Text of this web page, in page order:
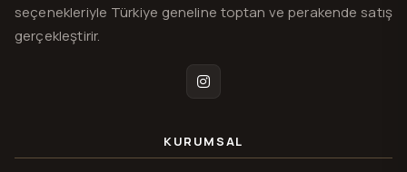
seçenekleriyle Türkiye geneline toptan ve perakende satış
gerçekleştirir.
Instagram
KURUMSAL